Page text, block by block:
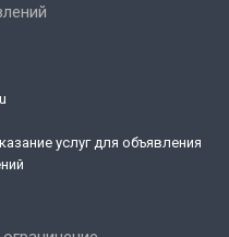
услуг для объявления